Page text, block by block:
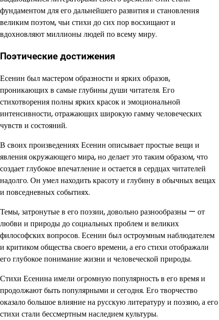
фундаментом для его дальнейшего развития и становления
великим поэтом, чьи стихи до сих пор восхищают и
вдохновляют миллионы людей по всему миру.
Поэтические достижения
Есенин был мастером образности и ярких образов,
проникающих в самые глубины души читателя. Его
стихотворения полны ярких красок и эмоциональной
интенсивности, отражающих широкую гамму человеческих
чувств и состояний.
В своих произведениях Есенин описывает простые вещи и
явления окружающего мира, но делает это таким образом, что
создает глубокое впечатление и остается в сердцах читателей
надолго. Он умел находить красоту и глубину в обычных вещах
и повседневных событиях.
Темы, затронутые в его поэзии, довольно разнообразны — от
любви и природы до социальных проблем и великих
философских вопросов. Есенин был остроумным наблюдателем
и критиком общества своего времени, а его стихи отображали
его глубокое понимание жизни и человеческой природы.
Стихи Есенина имели огромную популярность в его время и
продолжают быть популярными и сегодня. Его творчество
оказало большое влияние на русскую литературу и поэзию, а его
стихи стали бессмертным наследием культуры.